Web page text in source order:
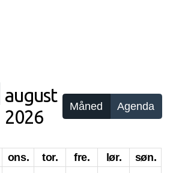
august
2026
Måned Agenda
ons. tor. fre. lør.
søn.